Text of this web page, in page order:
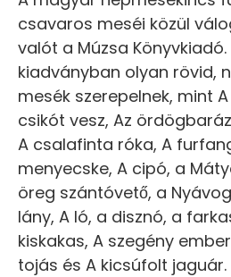
csavaros meséi közül
valót a Múzsa
kiadványban olyan rövid,
mesék szerepelnek, mint
csikót vesz, Az
A csalafinta róka, A
menyecske, A cipó, a
öreg szántóvető, a
lány, A ló, a disznó, a
kiskakas, A szegény
tojás és A kicsúfolt jaguár.